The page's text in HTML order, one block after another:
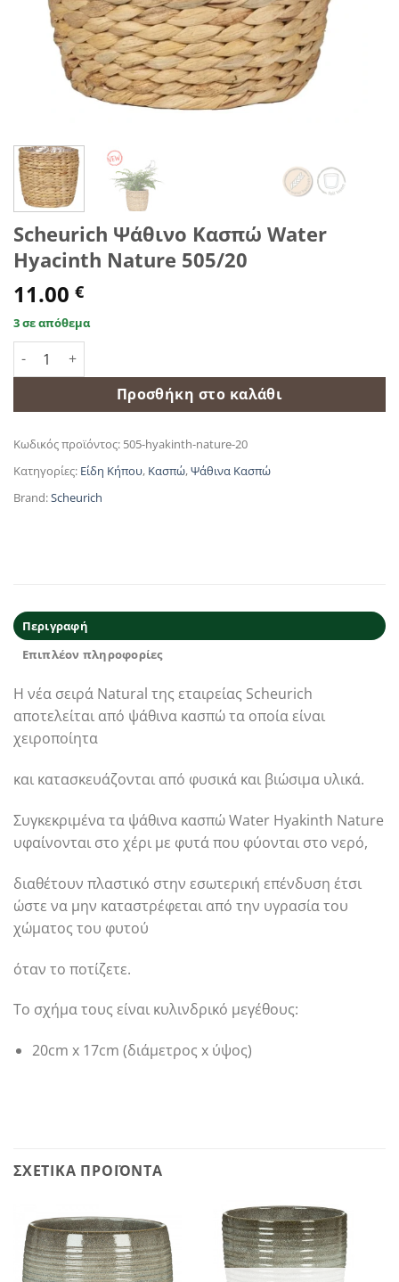
Scheurich Ψάθινο Κασπώ Water
Hyacinth Nature 505/20
11.00 €
3 σε απόθεμα
Scheurich Ψάθινο Κασπώ Water Hyacinth Nature 505/20
Προσθήκη στο καλάθι
Κωδικός προϊόντος: 505-hyakinth-nature-20
Κατηγορίες: Είδη Κήπου, Κασπώ,Ψάθινα Κασπώ
Brand:Scheurich
Περιγραφή
Επιπλέον πληροφορίες
Η νέα σειρά Natural της εταιρείας Scheurich
αποτελείται από ψάθινα κασπώ τα οποία είναι
χειροποίητα
και κατασκευάζονται από φυσικά και βιώσιμα υλικά.
Συγκεκριμένα τα ψάθινα κασπώ Water Hyakinth Nature
υφαίνονται στο χέρι με φυτά που φύονται στο νερό,
διαθέτουν πλαστικό στην εσωτερική επένδυση έτσι
ώστε να μην καταστρέφεται από την υγρασία του
χώματος του φυτού
όταν το ποτίζετε.
Το σχήμα τους είναι κυλινδρικό μεγέθους:
20cm x 17cm (διάμετρος x ύψος)
ΣΧΕΤΙΚΆ ΠΡΟΪΌΝΤΑ